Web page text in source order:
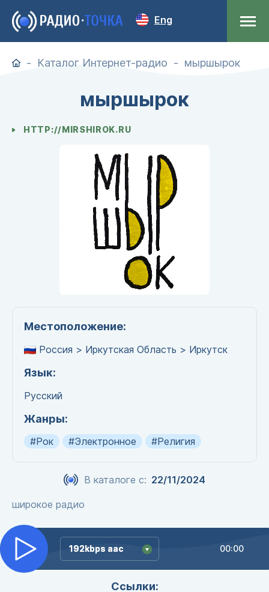
Eng
Каталог Интернет-радио мыршырок
мыршырок
HTTP://MIRSHIROK.RU
Местоположение:
Россия > Иркутская Область > Иркутск
Язык:
Русский
Жанры:
#Рок #Электронное #Религия
В каталоге с: 22/11/2024
широкое радио
192kbps aac
192kbps aac 00:00
Ссылки: